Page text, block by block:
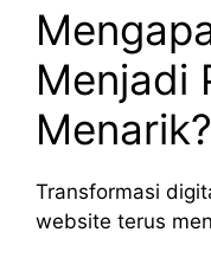
Menjadi
Menarik?
Transformasi
website terus